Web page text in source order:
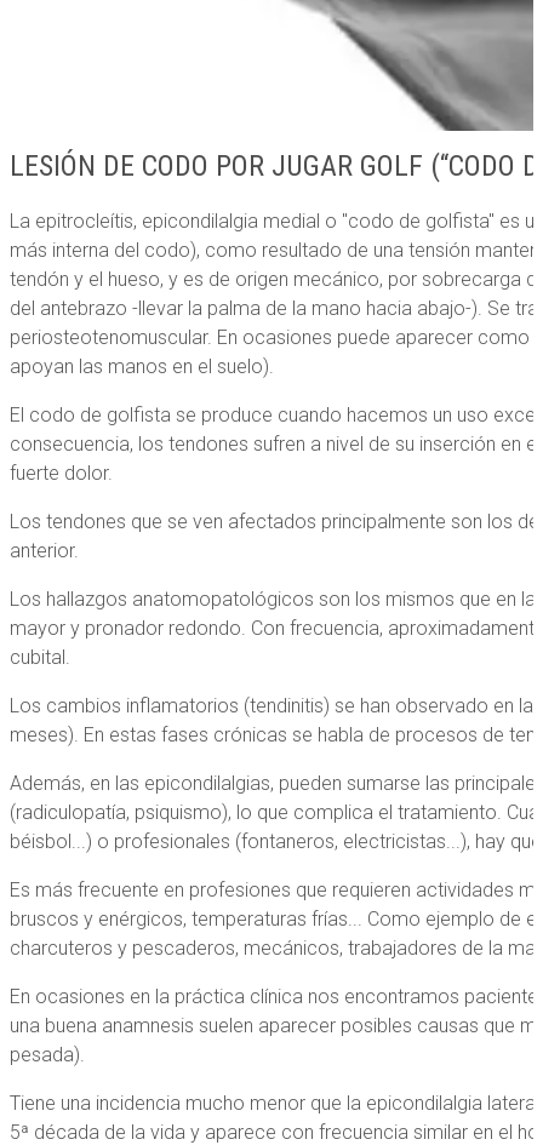
LESIÓN DE CODO POR JUGAR GOLF (“CODO
La epitrocleítis, epicondilalgia medial o "codo de golfista" es
más interna del codo), como resultado de una tensión
tendón y el hueso, y es de origen mecánico, por sobrecarga
del antebrazo -llevar la palma de la mano hacia abajo-). Se
periosteotenomuscular. En ocasiones puede aparecer
apoyan las manos en el suelo).
El codo de golfista se produce cuando hacemos un uso
consecuencia, los tendones sufren a nivel de su inserción en
fuerte dolor.
Los tendones que se ven afectados principalmente son los
anterior.
Los hallazgos anatomopatológicos son los mismos que en
mayor y pronador redondo. Con frecuencia,
cubital.
Los cambios inflamatorios (tendinitis) se han observado en
meses). En estas fases crónicas se habla de procesos de
Además, en las epicondilalgias, pueden sumarse las
(radiculopatía, psiquismo), lo que complica el tratamiento.
béisbol...) o profesionales (fontaneros, electricistas...), hay
Es más frecuente en profesiones que requieren actividades
bruscos y enérgicos, temperaturas frías... Como ejemplo de
charcuteros y pescaderos, mecánicos, trabajadores de la
En ocasiones en la práctica clínica nos encontramos
una buena anamnesis suelen aparecer posibles causas que
pesada).
Tiene una incidencia mucho menor que la epicondilalgia
5ª década de la vida y aparece con frecuencia similar en el